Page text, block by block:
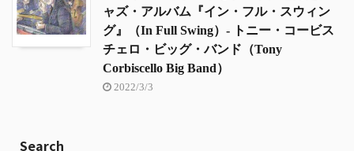
ャズ・アルバム『イン・フル・スウィン
グ』（In Full Swing）- トニー・コービス
チェロ・ビッグ・バンド（Tony
Corbiscello Big Band）
2022/3/3
Search